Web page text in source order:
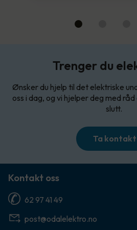
Trenger du
Ønsker du hjelp til det elektriske
oss i dag, og vi hjelper deg med
slutt.
Ta kontakt
Kontakt oss
62 97 41 49
post@odalelektro.no